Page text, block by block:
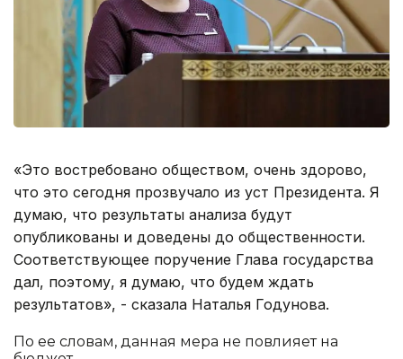
«Это востребовано обществом, очень здорово,
что это сегодня прозвучало из уст Президента. Я
думаю, что результаты анализа будут
опубликованы и доведены до общественности.
Соответствующее поручение Глава государства
дал, поэтому, я думаю, что будем ждать
результатов», - сказала Наталья Годунова.
По ее словам, данная мера не повлияет на